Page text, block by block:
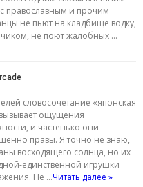
православным и прочим
не пьют на кладбище водку,
не поют жалобных …
словосочетание «японская
ощущения
и частенько они
правы. Я точно не знаю,
восходящего солнца, но их
единственной игрушки
Не …Читать далее »